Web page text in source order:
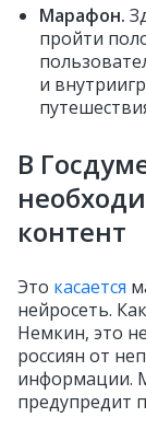
Марафон.
пройти
и
В
контент
Это касается
нейросеть.
Немкин, это
россиян от
информации.
предупредит